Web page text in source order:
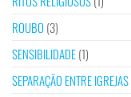
ROUBO (3)
SENSIBILIDADE(1)
SEPARAÇÃO ENTRE